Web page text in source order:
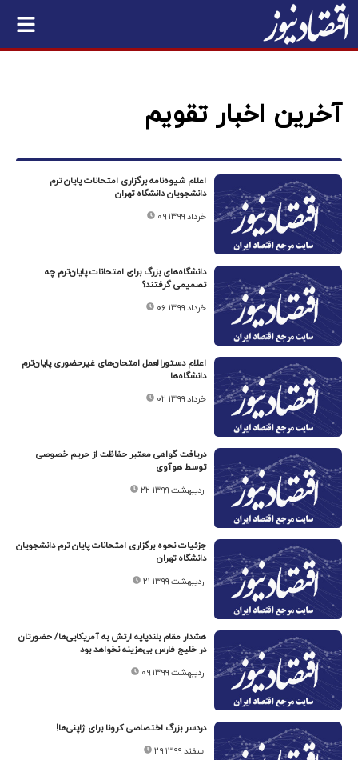
آخرین اخبار تقویم
اعلام شیوه‌نامه برگزاری امتحانات پایان ترم
دانشجویان دانشگاه تهران
۰۹ خرداد ۱۳۹۹
دانشگاه‌های بزرگ برای امتحانات پایان‌ترم چه
تصمیمی گرفتند؟
۰۶ خرداد ۱۳۹۹
اعلام دستورالعمل امتحان‌های غیرحضوری پایان‌ترم
دانشگاه‌ها
۰۲ خرداد ۱۳۹۹
دریافت گواهی معتبر حفاظت از حریم خصوصی
توسط هوآوی
۲۲ اردیبهشت ۱۳۹۹
جزئیات نحوه برگزاری امتحانات پایان ترم دانشجویان
دانشگاه تهران
۲۱ اردیبهشت ۱۳۹۹
هشدار مقام بلندپایه ارتش به آمریکایی‌ها/ حضورتان
در خلیج فارس بی‌هزینه نخواهد بود
۰۹ اردیبهشت ۱۳۹۹
دردسر بزرگ اختصاصی کرونا برای ژاپنی‌ها!
۲۹ اسفند ۱۳۹۹